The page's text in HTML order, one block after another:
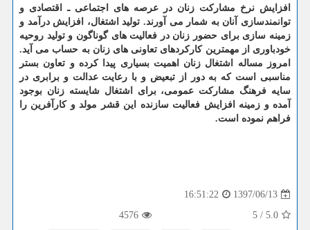
افزایش نرخ مشاركت زنان در عرصه های اجتماعی ـ اقتصادی و
توانمندسازی آنان به شمار می آورند. تولید اشتغال، افزایش درآمد و
زمینه سازی برای حضور زنان در فعالیت های گوناگون و تولید روحیه
خودباوری از مهمترین كاركردهای تعاونی های زنان به حساب می آید.
امروز مساله اشتغال زنان اهمیت بسیاری پیدا كرده و تعاون بستر
مناسبی است كه به دور از تبعیض و با رعایت عدالت و برابری در
سایه فرهنگ مشاركت عمومی، برای اشتغال شایسته زنان بوجود
آمده و زمینه افزایش فعالیت سازنده این قشر مولد و كارآفرین را
فراهم نموده است.
1397/06/13
16:51:22
5.0
/
5
4576